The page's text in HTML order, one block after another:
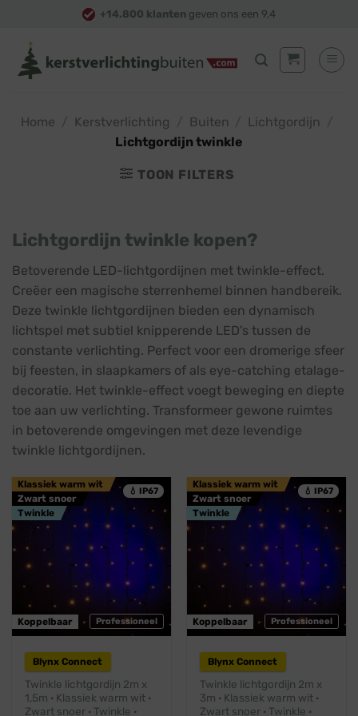
content
+14.800 klanten geven ons een 9,4
Home Kerstverlichting Buiten Lichtgordijn
Lichtgordijn twinkle
TOON FILTERS
Lichtgordijn twinkle kopen?
Betoverende LED-lichtgordijnen met twinkle-effect.
Creëer een magische sterrenhemel binnen handbereik.
Deze twinkle lichtgordijnen bieden een dynamisch
lichtspel met subtiel knipperende LED's tussen de
constante verlichting. Perfect voor een dromerige sfeer
bij feesten, in slaapkamers of als eye-catching etalage-
decoratie. Het twinkle-effect voegt beweging en diepte
toe aan uw verlichting. Transformeer gewone ruimtes
in betoverende omgevingen met deze levendige
twinkle lichtgordijnen.
💧 IP67
Professioneel
Klassiek warm wit
Zwart snoer
Twinkle
Koppelbaar
Blynx Connect
Twinkle lichtgordijn 2m x
1,5m · Klassiek warm wit ·
Zwart snoer · Twinkle ·
💧 IP67
Professioneel
Klassiek warm wit
Zwart snoer
Twinkle
Koppelbaar
Blynx Connect
Twinkle lichtgordijn 2m x
3m · Klassiek warm wit ·
Zwart snoer · Twinkle ·